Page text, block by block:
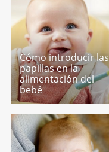
Cómo introducir las
papillas en la
alimentación del
bebé